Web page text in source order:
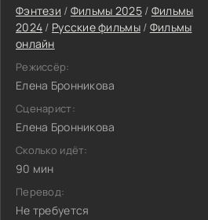
Фэнтези / Фильмы 2025/ Фильмы
2024 / Русские фильмы/ Фильмы
онлайн
Режиссёр:
Елена Бронникова
Сценарист:
Елена Бронникова
Сколько идёт:
90 мин
Перевод:
Не требуется